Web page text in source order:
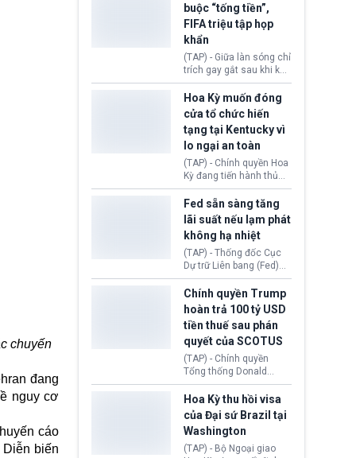
chuyến
đang
nguy cơ
cáo
biến
hưởng quyền lợi nhập cư
tại Hoa Kỳ.
mô hình trí tuệ nhân tạo
(AI) từ OpenAI và
Anthropic tự ý tạo danh
tính giả hòng đánh lừa
con người. Ngay cả lúc
bị phát hiện, AI vẫn tiếp
tục che giấu hành vi, tạo
thêm danh tính khác
nhằm duy trì hoạt động
buộc “tống tiền”,
FIFA triệu tập họp
khẩn
(TAP) - Giữa làn sóng chỉ
trích gay gắt sau khi kế
hoạch thương mại hoá
World Cup bị phanh phui,
Chủ tịch Gianni Infantino
tiếp tục đối mặt cáo
buộc dùng sức ép tài
chính để đổi lấy sự ủng
chính trị từ Liên đoàn
Bóng đá Jordan. Trước
áp lực dồn dập, FIFA phải
tổ chức cuộc họp khẩn ở
Morocco.
Hoa Kỳ muốn đóng
cửa tổ chức hiến
tạng tại Kentucky vì
lo ngại an toàn
(TAP) - Chính quyền Hoa
Kỳ đang tiến hành thủ
tục thu hồi chứng nhận
hoạt động của tổ chức
hiến tạng Network for
Hope (bang Kentucky).
Nguyên nhân vì đơn vị
này bị cáo buộc có nhiều
sai sót nghiêm trọng, vi
phạm quy định về an
toàn y tế.
Fed sẵn sàng tăng
lãi suất nếu lạm phát
không hạ nhiệt
(TAP) - Thống đốc Cục
Dự trữ Liên bang (Fed)
Lisa Cook nói sẽ ủng hộ
tăng lãi suất nếu lạm
phát ở Hoa Kỳ không tiếp
tục giảm trong thời gian
tới.
Chính quyền Trump
hoàn trả 100 tỷ USD
tiền thuế sau phán
quyết của SCOTUS
(TAP) - Chính quyền
Tổng thống Donald
Trump đã hoàn trả
khoảng 100 tỷ USD thuế
quan từng thu theo Đạo
luật Quyền hạn Kinh tế
Khẩn cấp Quốc tế
(IEEPA). Động thái này
Hoa Kỳ thu hồi visa
của Đại sứ Brazil tại
Washington
(TAP) - Bộ Ngoại giao